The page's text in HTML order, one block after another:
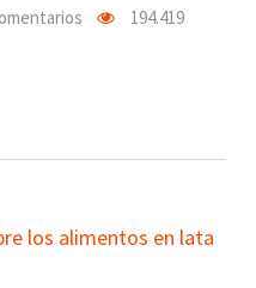
194.419
los alimentos en lata